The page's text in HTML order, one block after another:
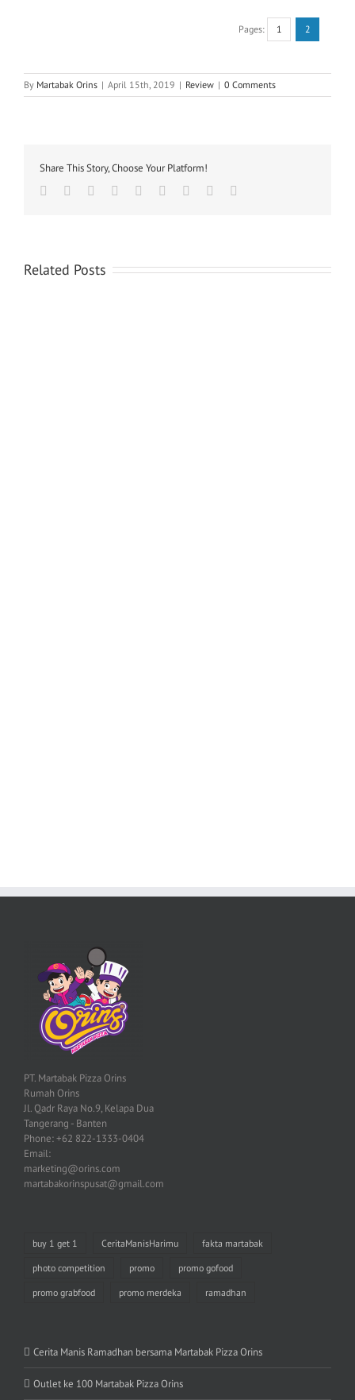
Pages: 1 2
By Martabak Orins | April 15th, 2019 | Review | 0 Comments
Share This Story, Choose Your Platform!
facebook
twitter linkedinreddit whatsapp
tumblr pinterest
Related Posts
PT. Martabak Pizza Orins
Rumah Orins
Jl. Qadr Raya No.9, Kelapa Dua
Tangerang - Banten
Phone: +62 822-1333-0404
Email:
marketing@orins.com
martabakorinspusat@gmail.com
buy 1 get 1 CeritaManisHarimu fakta martabak
photo competition promo promo gofood
promo grabfood promo merdeka ramadhan
Cerita Manis Ramadhan bersama Martabak Pizza Orins
Outlet ke 100 Martabak Pizza Orins